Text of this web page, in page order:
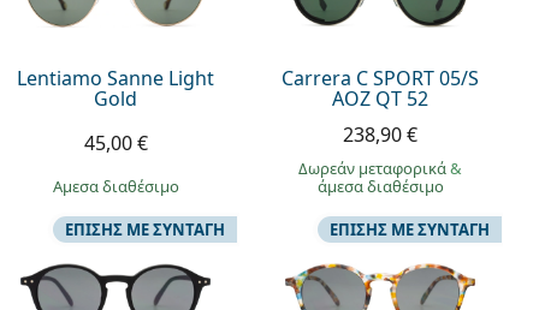
Lentiamo Sanne Light
Gold
45,00 €
άμεσα διαθέσιμο
Carrera C SPORT 05/S
AOZ QT 52
238,90 €
Δωρεάν μεταφορικά&
άμεσα διαθέσιμο
ΕΠΊΣΗΣ ΜΕ ΣΥΝΤΑΓΉ ΕΠΊΣΗΣ ΜΕ ΣΥΝΤΑΓΉ